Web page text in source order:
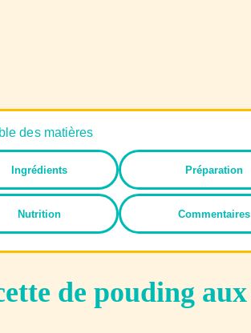
des matières
Ingrédients Préparation
Nutrition Commentaires
de pouding aux